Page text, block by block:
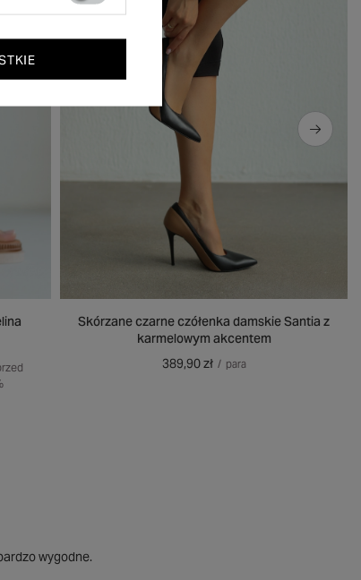
Skórzane czarne czółenka damskie Santia z
karmelowym akcentem
389,90 zł / para
wygodne.